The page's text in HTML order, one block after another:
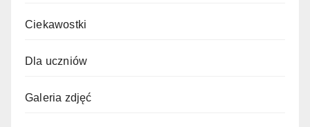
Ciekawostki
Dla uczniów
Galeria zdjęć